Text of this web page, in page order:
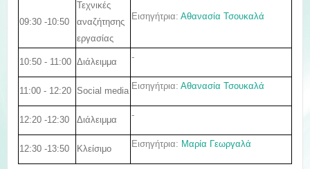
09:30 -10:50
Τεχνικές
αναζήτησης
εργασίας
Εισηγήτρια: Αθανασία Τσουκαλά
10:50 - 11:00 Διάλειμμα -
11:00 - 12:20 Social media Εισηγήτρια: Αθανασία Τσουκαλά
12:20 -12:30 Διάλειμμα -
12:30 -13:50 Κλείσιμο Εισηγήτρια: Μαρία Γεωργαλά